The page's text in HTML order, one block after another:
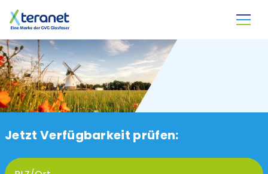
Jetzt Verfügbarkeit prüfen: